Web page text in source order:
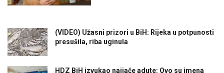
(VIDEO) Užasni prizori u BiH: Rijeka u potpunosti
presušila, riba uginula
HDZ BiH izvukao najjače adute: Ovo su imena